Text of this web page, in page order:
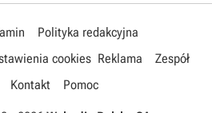
Polityka redakcyjna
cookies Reklama
Zespół
Kontakt Pomoc